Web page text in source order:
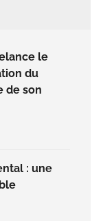
le
du
de son
: une